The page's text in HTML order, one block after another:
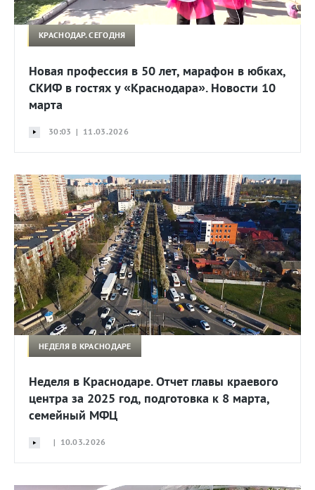
КРАСНОДАР. СЕГОДНЯ
Новая профессия в 50 лет, марафон в юбках,
СКИФ в гостях у «Краснодара». Новости 10
марта
30:03 | 11.03.2026
НЕДЕЛЯ В КРАСНОДАРЕ
Неделя в Краснодаре. Отчет главы краевого
центра за 2025 год, подготовка к 8 марта,
семейный МФЦ
| 10.03.2026